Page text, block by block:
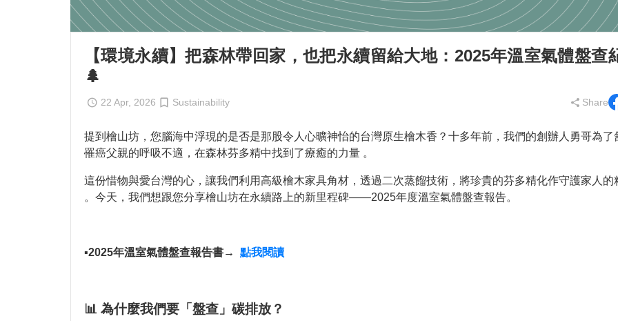
【環境永續】把森林帶回家，也把永續留給大地：2025年溫室氣體盤查
🌲
22 Apr, 2026 Sustainability Share
提到檜山坊，您腦海中浮現的是否是那股令人心曠神怡的台灣原生檜木香？十多年前，我們的創辦人勇哥為了
罹癌父親的呼吸不適，在森林芬多精中找到了療癒的力量 。
這份惜物與愛台灣的心，讓我們利用高級檜木家具角材，透過二次蒸餾技術，將珍貴的芬多精化作守護家人的
。今天，我們想跟您分享檜山坊在永續路上的新里程碑——2025年度溫室氣體盤查報告。
▪️2025年溫室氣體盤查報告書→ 點我閱讀
📊 為什麼我們要「盤查」碳排放？